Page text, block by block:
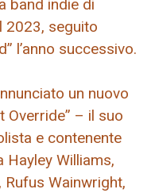
band indie di
2023, seguito
l’anno successivo.
un nuovo
Override” – il suo
e contenente
Williams,
Rufus Wainwright,